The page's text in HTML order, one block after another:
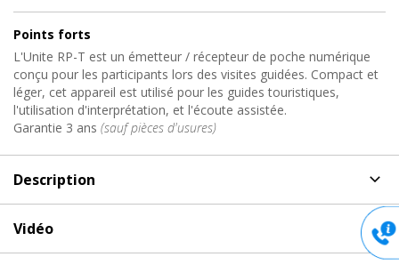
Points forts
L'Unite RP-T est un émetteur / récepteur de poche numérique
conçu pour les participants lors des visites guidées. Compact et
léger, cet appareil est utilisé pour les guides touristiques,
l'utilisation d'interprétation, et l'écoute assistée.
Garantie 3 ans (sauf pièces d'usures)
Description
de Système audio pour visite guidée, UNITE
RP-T Televic Conference
Vidéo